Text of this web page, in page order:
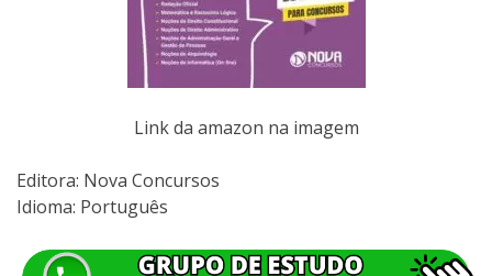
Link da amazon na imagem
Editora:‎ Nova Concursos
Idioma: Português